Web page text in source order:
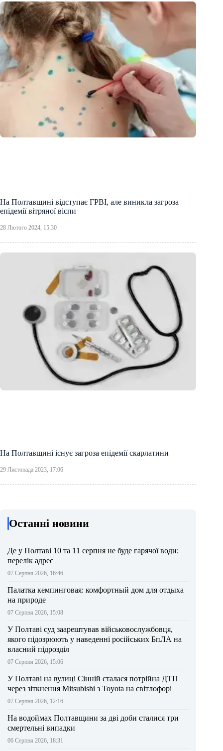
На Полтавщині відступає ГРВІ, але виникла загроза
епідемії вітряної віспи
28 Лютого 2024, 15:30
На Полтавщині існує загроза епідемії скарлатини
29 Листопада 2023, 17:06
Останні новини
Де у Полтаві 10 та 11 серпня не буде гарячої води:
перелік адрес
07 Серпня 2026, 16:46
Палатка кемпинговая: комфортный дом для отдыха
на природе
07 Серпня 2026, 15:08
У Полтаві суд заарештував військовослужбовця,
якого підозрюють у наведенні російських БпЛА на
власний підрозділ
07 Серпня 2026, 15:06
У Полтаві на вулиці Сінній сталася потрійна ДТП
через зіткнення Mitsubishi з Toyota на світлофорі
07 Серпня 2026, 12:16
На водоймах Полтавщини за дві доби сталися три
смертельні випадки
06 Серпня 2026, 18:31